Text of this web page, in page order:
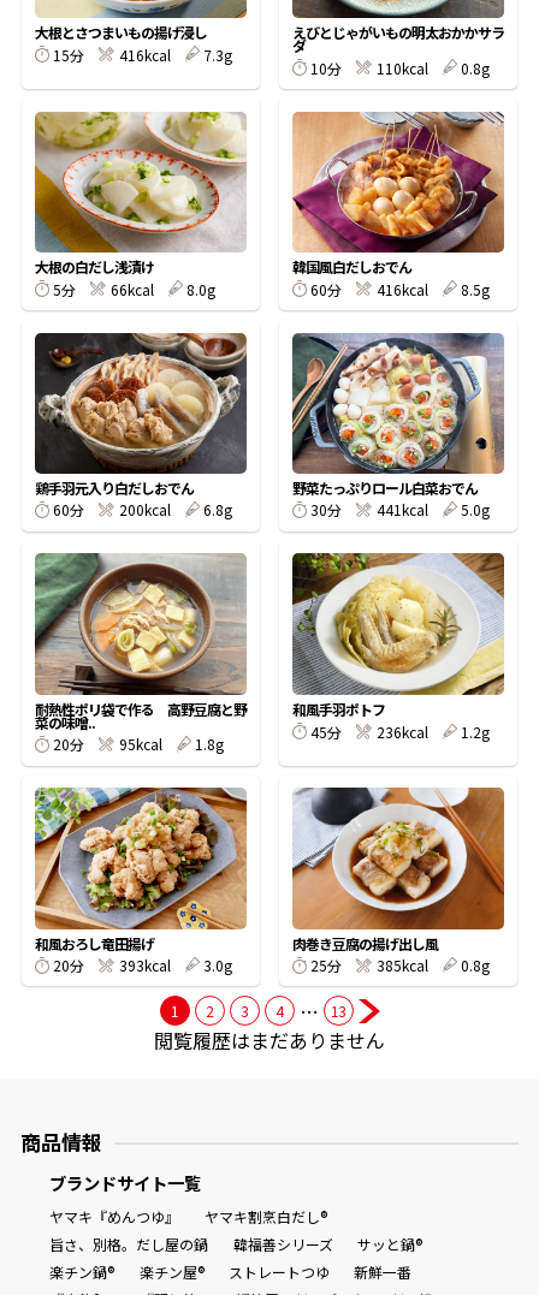
『踊り節』
鰹節屋の
だしパック
だし粉
商品情報一覧
おすすめサイト
新鮮一番
氷熟®︎
だしパック
大根とさつまいもの揚げ浸し
15分
416kcal 7.3g
えびとじゃがいもの明太おかかサラ
ダ
10分
110kcal 0.8g
大根の白だし浅漬け
5分
66kcal 8.0g
韓国風白だしおでん
60分
416kcal 8.5g
鶏手羽元入り白だしおでん
60分
200kcal 6.8g
野菜たっぷりロール白菜おでん
30分
441kcal 5.0g
耐熱性ポリ袋で作る 高野豆腐と野
菜の味噌..
20分
95kcal 1.8g
和風手羽ポトフ
45分
236kcal 1.2g
和風おろし竜田揚げ
20分
393kcal 3.0g
肉巻き豆腐の揚げ出し風
25分
385kcal 0.8g
1 2 3 4 … 13
閲覧履歴はまだありません
商品情報
ブランドサイト一覧
ヤマキ『めんつゆ』
ヤマキ割烹白だし®
旨さ、別格。だし屋の鍋
韓福善シリーズ
サッと鍋®
楽チン鍋®
楽チン屋® ストレートつゆ
新鮮一番